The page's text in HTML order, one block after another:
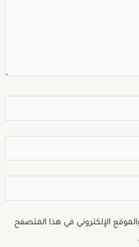
الإلكتروني في هذا المتصفح